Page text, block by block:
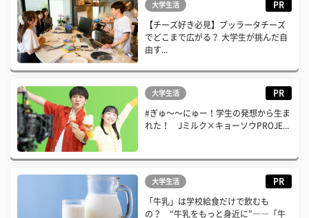
大学生活 PR
【チーズ好き必見】ブッラータチーズ
でどこまで広がる？ 大学生が挑んだ自
由す...
大学生活 PR
#ぎゅ〜〜にゅー！学生の発想から生ま
れた！ Jミルク×キョーソウPROJE...
大学生活 PR
「牛乳」は学校給食だけで飲むも
の？ “牛乳をもっと身近に”――「牛